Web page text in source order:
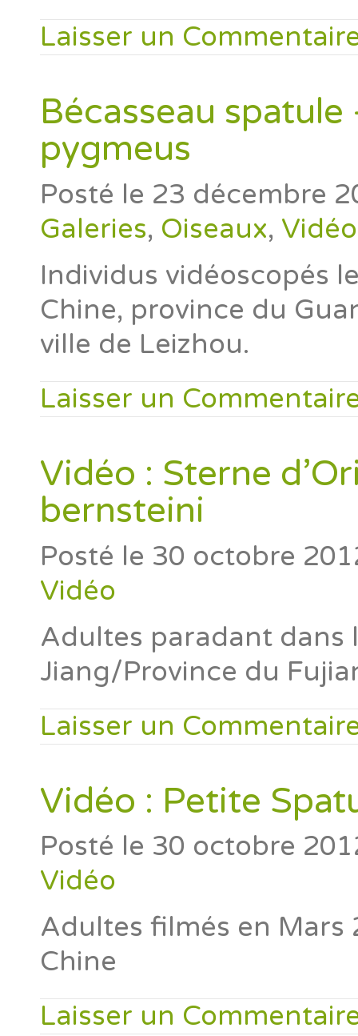
Laisser un
Bécasseau
pygmeus
Posté le 23 décembre
Galeries, Oiseaux, Vidéo
Individus vidéoscopés
Chine, province du
ville de Leizhou.
Laisser un
Vidéo : Sterne
bernsteini
Posté le 30 octobre
Vidéo
Adultes paradant dans
Jiang/Province du
Laisser un
Vidéo : Petite
Posté le 30 octobre
Vidéo
Adultes filmés en Mars
Chine
Laisser un